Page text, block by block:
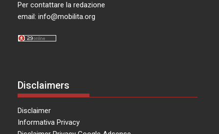
Per contattare la redazione
email:info@mobilita.org
Disclaimers
Disclaimer
Informativa Privacy